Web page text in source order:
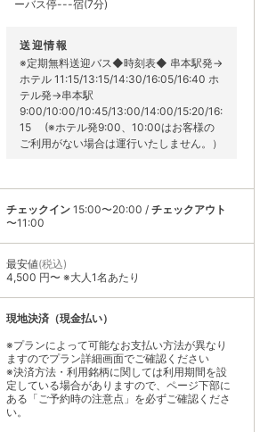
ーバス停---宿(7分)
送迎情報
※定期無料送迎バス◆時刻表◆ 串本駅発→
ホテル 11:15/13:15/14:30/16:05/16:40 ホ
テル発→串本駅
9:00/10:00/10:45/13:00/14:00/15:20/16:
15 (※ホテル発9:00、10:00はお客様の
ご利用がない場合は運行いたしません。）
チェックイン 15:00〜20:00 / チェックアウト
〜11:00
最安値(税込)
4,500 円〜 ※大人1名あたり
現地決済（現金払い）
※プランによって可能なお支払い方法が異なり
ますのでプラン詳細画面でご確認ください
※決済方法・利用銘柄に関しては利用期間を設
定している場合がありますので、ページ下部に
ある「ご予約時の注意点」を必ずご確認くださ
い。